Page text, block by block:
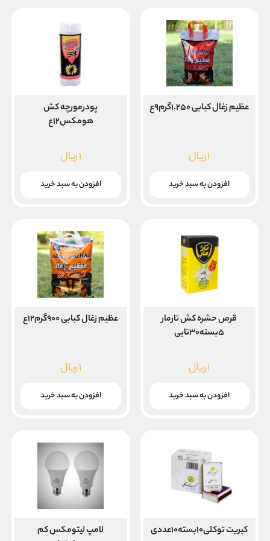
عظیم زغال کبابی ۱.۲۵۰گرم۹ع
۱ریال
افزودن به سبد خرید
پودرمورچه کش
هومکس۱۲ع
۱ریال
افزودن به سبد خرید
قرص حشره کش تارمار
۵بسته۳۰تایی
۱ریال
افزودن به سبد خرید
عظیم زغال کبابی ۹۰۰گرم۱۲ع
۱ریال
افزودن به سبد خرید
کبریت توکلی۱۰بسته۱۰عددی
لامپ لیتومکس کم